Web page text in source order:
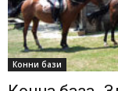
Конни бази